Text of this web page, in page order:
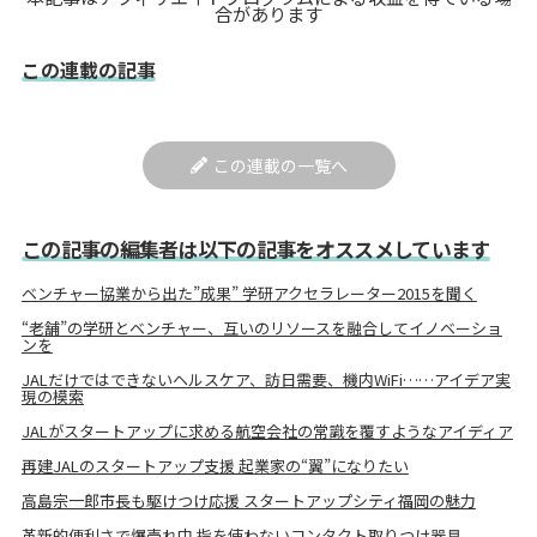
合があります
この連載の記事
この連載の一覧へ
この記事の編集者は以下の記事をオススメしています
ベンチャー協業から出た”成果” 学研アクセラレーター2015を聞く
“老舗”の学研とベンチャー、互いのリソースを融合してイノベーショ
ンを
JALだけではできないヘルスケア、訪日需要、機内WiFi……アイデア実
現の模索
JALがスタートアップに求める航空会社の常識を覆すようなアイディア
再建JALのスタートアップ支援 起業家の“翼”になりたい
高島宗一郎市長も駆けつけ応援 スタートアップシティ福岡の魅力